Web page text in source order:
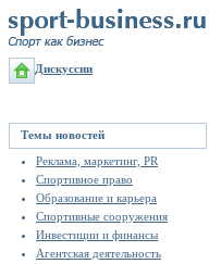
Дискуссии
Темы новостей
Реклама, маркетинг, PR
Спортивное право
Образование и карьера
Спортивные сооружения
Инвестиции и финансы
Агентская деятельность